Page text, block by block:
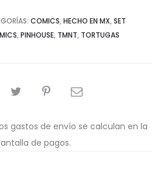
COMICS, HECHO EN MX, SET
, PINHOUSE, TMNT, TORTUGAS
gastos de envío se calculan en la
de pagos.